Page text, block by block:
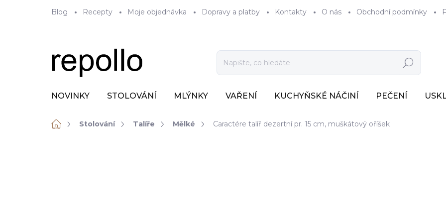
Blog Recepty Moje objednávka Dopravy a platby Kontakty O nás Obchodní podmínky
Hledat
NOVINKY STOLOVÁNÍ MLÝNKY VAŘENÍ KUCHYŇSKÉ NÁČINÍ PEČENÍ
DomůStolování Talíře Mělké Caractére talíř dezertní pr. 15 cm, muškátový oříšek